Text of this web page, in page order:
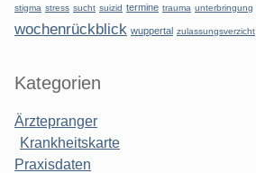
stigma stress sucht suizid termine trauma unterbringung
wochenrückblick wuppertal zulassungsverzicht
Kategorien
Ärztepranger
Krankheitskarte
Praxisdaten